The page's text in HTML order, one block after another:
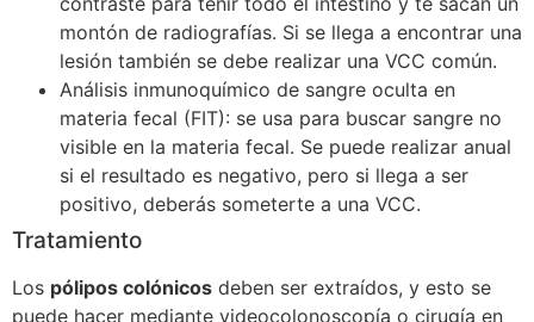
montón de radiografías. Si se llega a encontrar una
lesión también se debe realizar una VCC común.
Análisis inmunoquímico de sangre oculta en
materia fecal (FIT): se usa para buscar sangre no
visible en la materia fecal. Se puede realizar anual
si el resultado es negativo, pero si llega a ser
positivo, deberás someterte a una VCC.
Tratamiento
Los pólipos colónicos deben ser extraídos, y esto se
puede hacer mediante videocolonoscopía o cirugía en